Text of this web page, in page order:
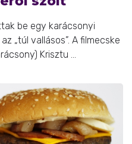
be egy karácsonyi
„túl vallásos”. A filmecske
Krisztu ...